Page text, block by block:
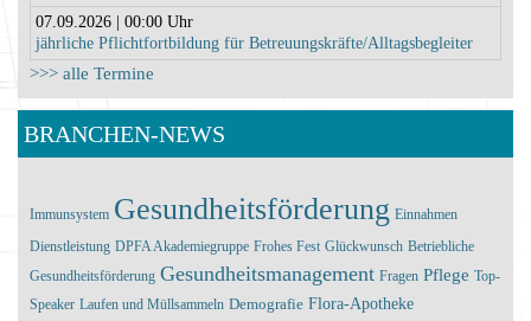
07.09.2026 | 00:00 Uhr
jährliche Pflichtfortbildung für Betreuungskräfte/Alltagsbegleiter
>>> alle Termine
BRANCHEN-NEWS
Immunsystem Gesundheitsförderung Einnahmen
Dienstleistung DPFA Akademiegruppe Frohes Fest Glückwunsch Betriebliche
Gesundheitsförderung Gesundheitsmanagement Fragen Pflege Top-
Speaker Laufen und Müllsammeln Demografie Flora-Apotheke